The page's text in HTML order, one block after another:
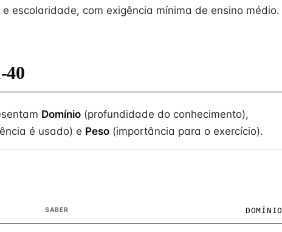
escolaridade, com exigência mínima de ensino médio.
40
Domínio (profundidade do conhecimento),
é usado) e Peso (importância para o exercício).
SABER DOMÍNIO